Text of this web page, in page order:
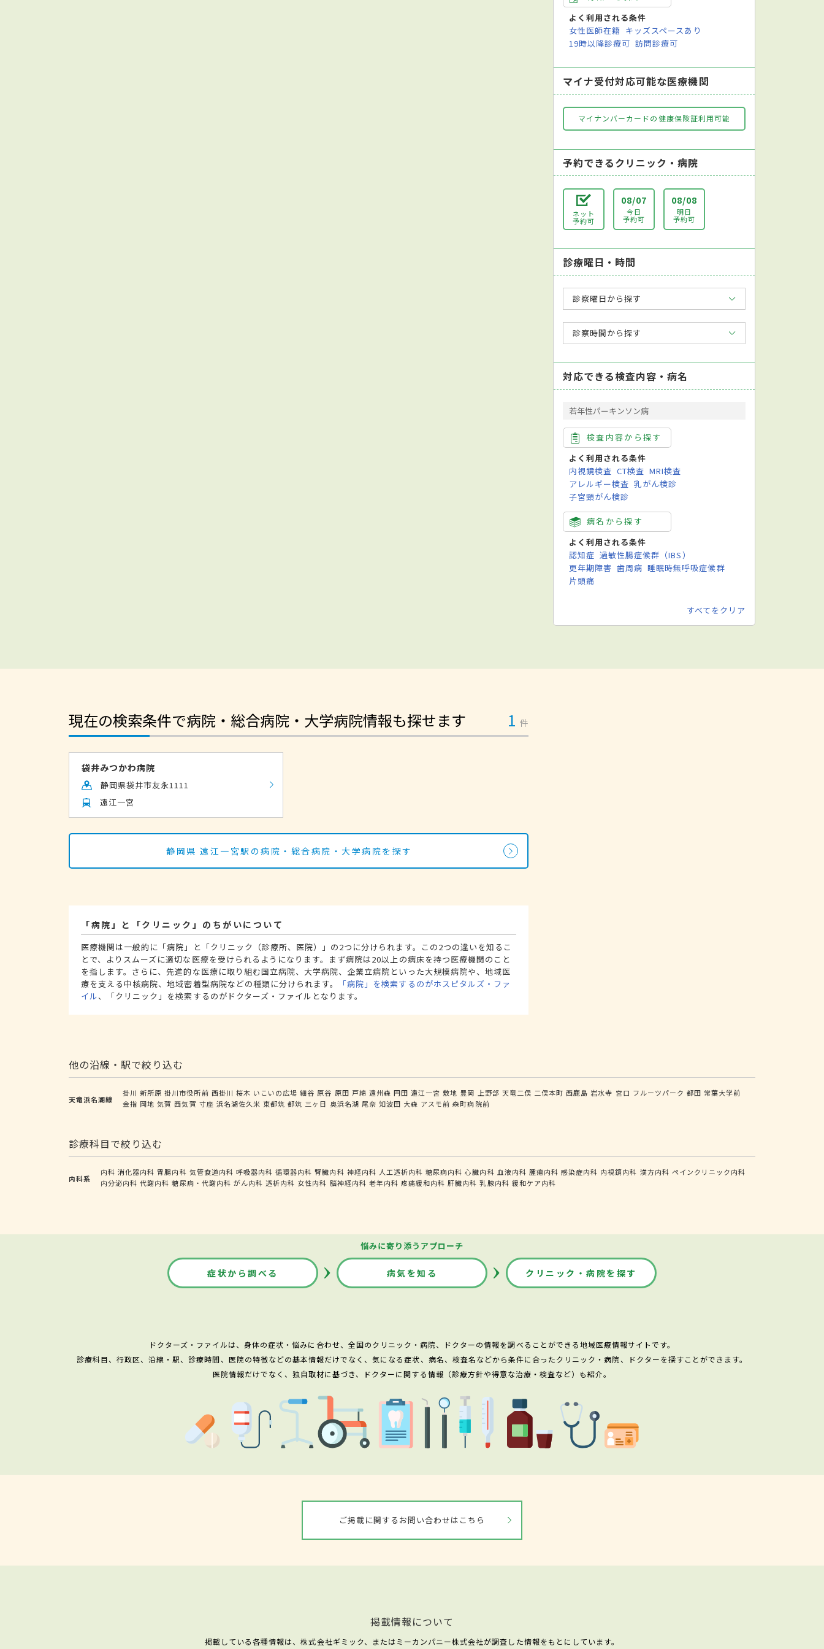
よく利用される条件
女性医師在籍 キッズスペースあり
19時以降診療可 訪問診療可
マイナ受付対応可能な医療機関
マイナンバーカードの健康保険証利用可能
予約できるクリニック・病院
ネット
予約可
08/07
今日
予約可
08/08
明日
予約可
診療曜日・時間
診察曜日から探す
診察時間から探す
対応できる検査内容・病名
若年性パーキンソン病
検査内容から探す
よく利用される条件
内視鏡検査 CT検査 MRI検査
アレルギー検査 乳がん検診
子宮頸がん検診
病名から探す
よく利用される条件
認知症 過敏性腸症候群（IBS）
更年期障害 歯周病 睡眠時無呼吸症候群
片頭痛
すべてをクリア
現在の検索条件で病院・総合病院・大学病院情報も探せます 1 件
袋井みつかわ病院
静岡県袋井市友永1111
遠江一宮
静岡県 遠江一宮駅の病院・総合病院・大学病院を探す
「病院」と「クリニック」のちがいについて
医療機関は一般的に「病院」と「クリニック（診療所、医院）」の2つに分けられます。この2つの違いを知るこ
とで、よりスムーズに適切な医療を受けられるようになります。まず病院は20以上の病床を持つ医療機関のこと
を指します。さらに、先進的な医療に取り組む国立病院、大学病院、企業立病院といった大規模病院や、地域医
療を支える中核病院、地域密着型病院などの種類に分けられます。
「病院」を検索するのがホスピタルズ・ファ
イル、「クリニック」を検索するのがドクターズ・ファイルとなります。
他の沿線・駅で絞り込む
天竜浜名湖線
掛川 新所原 掛川市役所前 西掛川 桜木 いこいの広場 細谷 原谷 原田 戸綿 遠州森 円田 遠江一宮 敷地 豊岡 上野部 天竜二俣 二俣本町 西鹿島 岩水寺 宮口 フルーツパーク 都田 常葉大学前
金指 岡地 気賀 西気賀 寸座 浜名湖佐久米 東都筑 都筑 三ヶ日 奥浜名湖 尾奈 知波田 大森 アスモ前 森町病院前
診療科目で絞り込む
内科系
内科 消化器内科 胃腸内科 気管食道内科 呼吸器内科 循環器内科 腎臓内科 神経内科 人工透析内科 糖尿病内科 心臓内科 血液内科 腫瘍内科 感染症内科 内視鏡内科 漢方内科 ペインクリニック内科
内分泌内科 代謝内科 糖尿病・代謝内科 がん内科 透析内科 女性内科 脳神経内科 老年内科 疼痛緩和内科 肝臓内科 乳腺内科 緩和ケア内科
悩みに寄り添うアプローチ
症状から調べる 病気を知る クリニック・病院を探す
ドクターズ・ファイルは、身体の症状・悩みに合わせ、全国のクリニック・病院、ドクターの情報を調べることができる地域医療情報サイトです。
診療科目、行政区、沿線・駅、診療時間、医院の特徴などの基本情報だけでなく、気になる症状、病名、検査名などから条件に合ったクリニック・病院、ドクターを探すことができます。
医院情報だけでなく、独自取材に基づき、ドクターに関する情報（診療方針や得意な治療・検査など）も紹介。
ご掲載に関するお問い合わせはこちら
掲載情報について
掲載している各種情報は、株式会社ギミック、またはミーカンパニー株式会社が調査した情報をもとにしています。